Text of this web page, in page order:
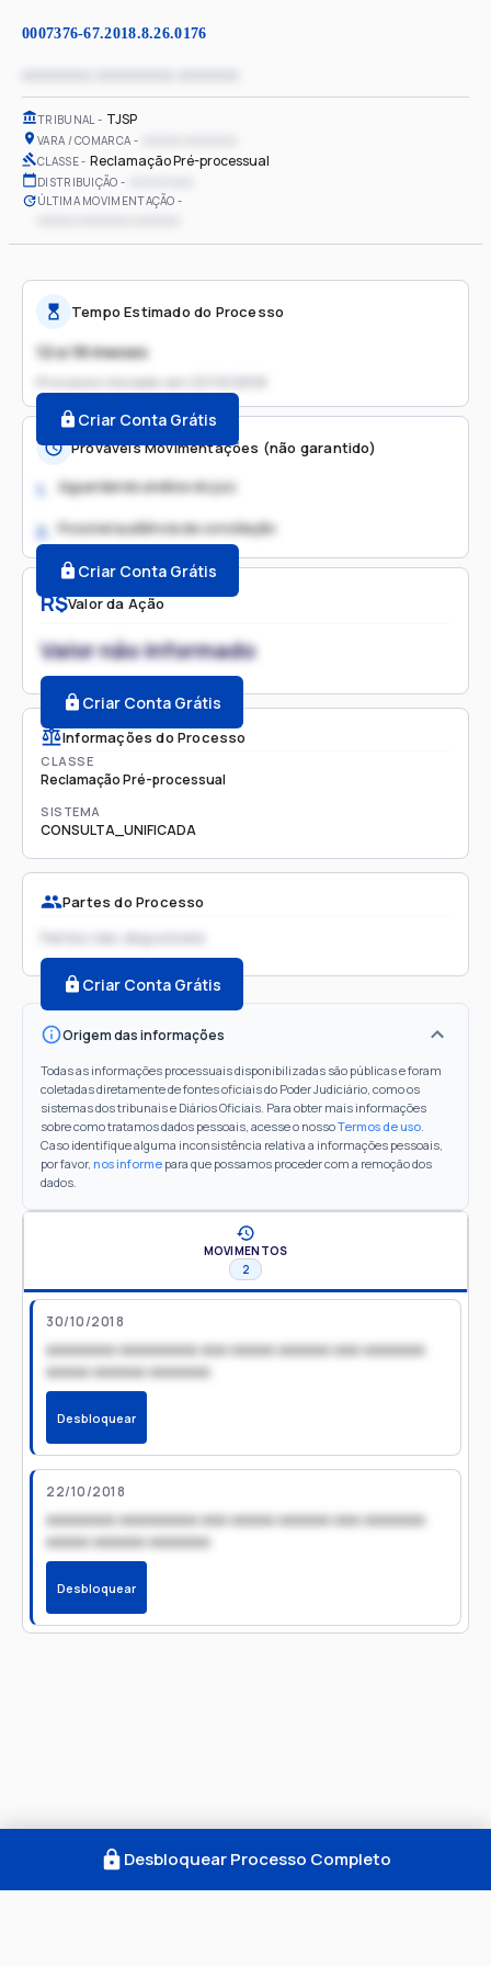
0007376-67.2018.8.26.0176
TRIBUNAL TJSP
VARA / COMARCA
CLASSE Reclamação Pré-processual
DISTRIBUIÇÃO
ÚLTIMA MOVIMENTAÇÃO
R$Valor da Ação
Valor não informado
Criar Conta Grátis
Informações do Processo
CLASSE
Reclamação Pré-processual
SISTEMA
CONSULTA_UNIFICADA
Partes do Processo
Partes não disponíveis
Criar Conta Grátis
Origem das informações
Todas as informações processuais disponibilizadas são públicas e foram
coletadas diretamente de fontes oficiais do Poder Judiciário, como os
sistemas dos tribunais e Diários Oficiais. Para obter mais informações
sobre como tratamos dados pessoais, acesse o nossoTermos de uso.
Caso identifique alguma inconsistência relativa a informações pessoais,
por favor, nos informe para que possamos proceder com a remoção dos
dados.
Tempo Estimado do Processo
12 a 18 meses
Processo iniciado em
Criar Conta Grátis
Prováveis Movimentações (não garantido)
1. Aguardando análise do juiz
2. Possível audiência de conciliação
Criar Conta Grátis
MOVIMENTOS
2
30/10/2018
xxxxxxxx xxxxxxxxx xxx xxxxx xxxxxx xxx xxxxxxx
xxxxx xxxxxx xxxxxxx
Desbloquear
22/10/2018
xxxxxxxx xxxxxxxxx xxx xxxxx xxxxxx xxx xxxxxxx
xxxxx xxxxxx xxxxxxx
Desbloquear
Desbloquear Processo Completo